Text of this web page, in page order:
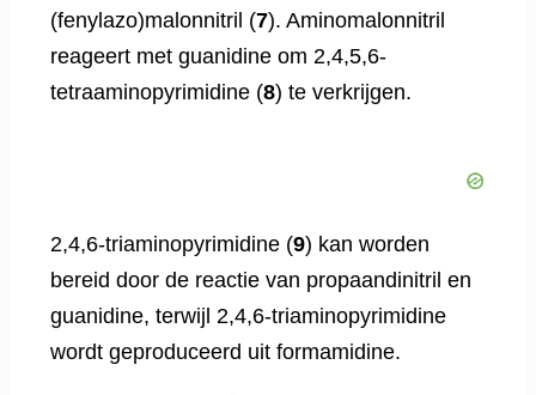
(fenylazo)malonnitril (7). Aminomalonnitril
reageert met guanidine om 2,4,5,6-
tetraaminopyrimidine (8) te verkrijgen.
2,4,6-triaminopyrimidine (9) kan worden
bereid door de reactie van propaandinitril en
guanidine, terwijl 2,4,6-triaminopyrimidine
wordt geproduceerd uit formamidine.